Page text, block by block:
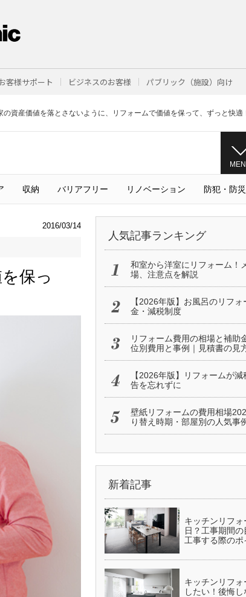
客様サポート ビジネスのお客様 パブリック（施設）向け
の資産価値を落とさないように、リフォームで価値を保って、ずっと快適
収納 バリアフリー リノベーション 防犯・防災
2016/03/14
保っ
人気記事ランキング
和室から洋室にリフォーム！
場、注意点を解説
【2026年版】お風呂のリフ
金・減税制度
リフォーム費用の相場と補助
位別費用と事例｜見積書の見
【2026年版】リフォームが
告を忘れずに
壁紙リフォームの費用相場
り替え時期・部屋別の人気事
新着記事
キッチンリフ
日？工事期間
工事する際のポ
キッチンリフ
したい！後悔